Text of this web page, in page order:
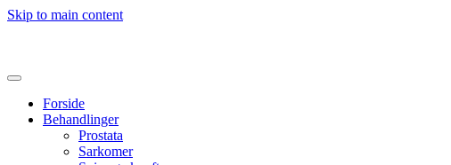
Skip to main content
Forside
Behandlinger
Prostata
Sarkomer